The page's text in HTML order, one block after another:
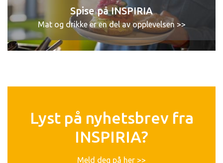
Spise på INSPIRIA
Mat og drikke er en del av opplevelsen >>
Lyst på nyhetsbrev fra
INSPIRIA?
Meld deg på her >>